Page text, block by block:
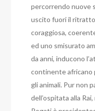
percorrendo nuove
uscito fuori il ritratto
coraggiosa,
ed uno smisurato
da anni, inducono
continente africano
gli animali. Pur non
dell’ospitata alla